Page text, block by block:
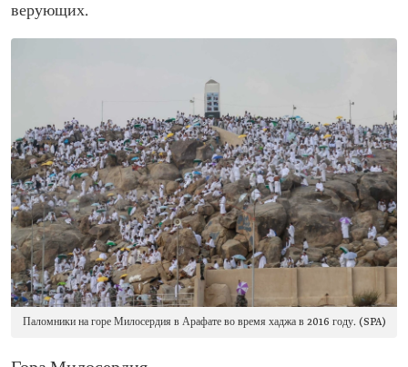
верующих.
Паломники на горе Милосердия в Арафате во время хаджа в 2016 году. (SPA)